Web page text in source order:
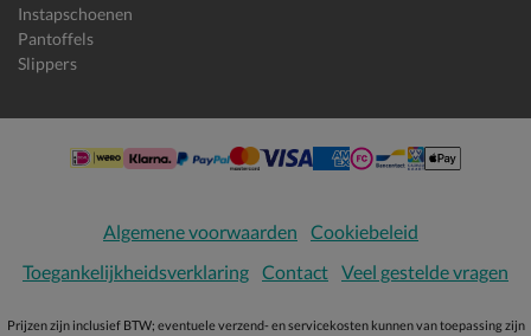
Instapschoenen
Pantoffels
Slippers
Algemene voorwaarden
Cookiebeleid
Toegankelijkheidsverklaring Contact Veel gestelde vragen
Prijzen zijn inclusief BTW; eventuele verzend- en servicekosten kunnen van toepassing zijn